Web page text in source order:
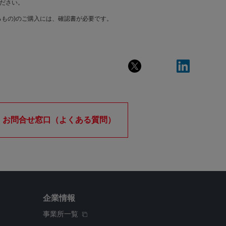
さい。
の)のご購入には、確認書が必要です。
お問合せ窓口（よくある質問）
企業情報
事業所一覧